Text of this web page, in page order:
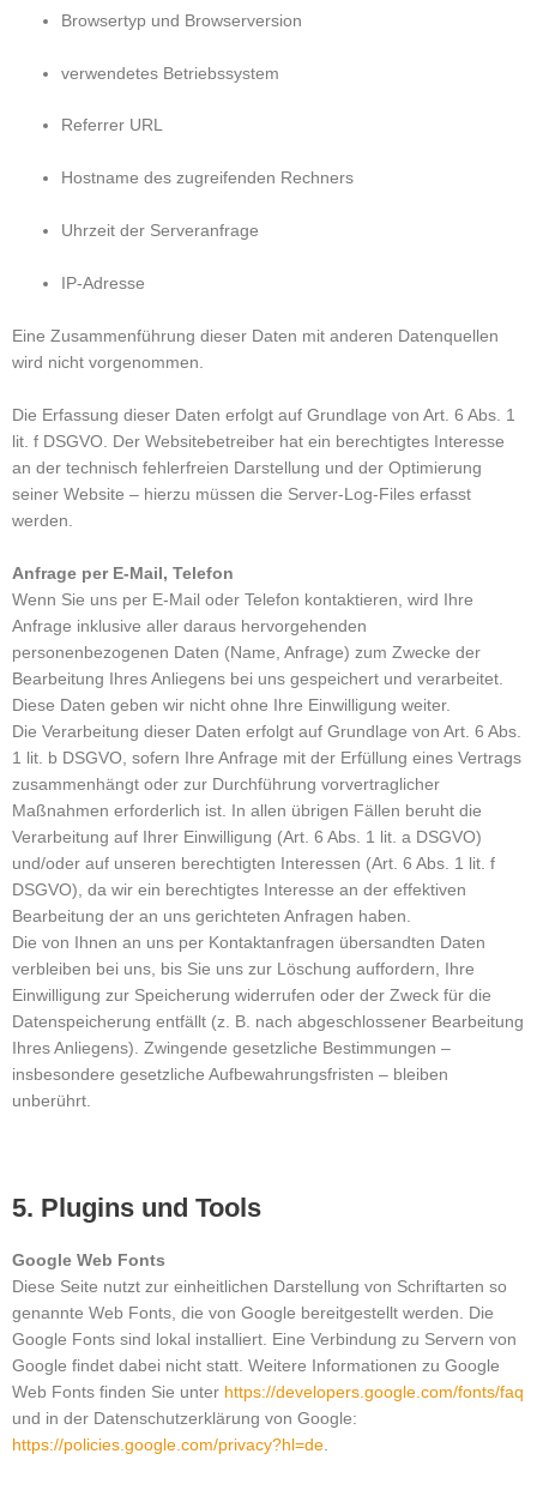
Browsertyp und Browserversion
verwendetes Betriebssystem
Referrer URL
Hostname des zugreifenden Rechners
Uhrzeit der Serveranfrage
IP-Adresse
Eine Zusammenführung dieser Daten mit anderen Datenquellen
wird nicht vorgenommen.
Die Erfassung dieser Daten erfolgt auf Grundlage von Art. 6 Abs. 1
lit. f DSGVO. Der Websitebetreiber hat ein berechtigtes Interesse
an der technisch fehlerfreien Darstellung und der Optimierung
seiner Website – hierzu müssen die Server-Log-Files erfasst
werden.
Anfrage per E-Mail, Telefon
Wenn Sie uns per E-Mail oder Telefon kontaktieren, wird Ihre
Anfrage inklusive aller daraus hervorgehenden
personenbezogenen Daten (Name, Anfrage) zum Zwecke der
Bearbeitung Ihres Anliegens bei uns gespeichert und verarbeitet.
Diese Daten geben wir nicht ohne Ihre Einwilligung weiter.
Die Verarbeitung dieser Daten erfolgt auf Grundlage von Art. 6 Abs.
1 lit. b DSGVO, sofern Ihre Anfrage mit der Erfüllung eines Vertrags
zusammenhängt oder zur Durchführung vorvertraglicher
Maßnahmen erforderlich ist. In allen übrigen Fällen beruht die
Verarbeitung auf Ihrer Einwilligung (Art. 6 Abs. 1 lit. a DSGVO)
und/oder auf unseren berechtigten Interessen (Art. 6 Abs. 1 lit. f
DSGVO), da wir ein berechtigtes Interesse an der effektiven
Bearbeitung der an uns gerichteten Anfragen haben.
Die von Ihnen an uns per Kontaktanfragen übersandten Daten
verbleiben bei uns, bis Sie uns zur Löschung auffordern, Ihre
Einwilligung zur Speicherung widerrufen oder der Zweck für die
Datenspeicherung entfällt (z. B. nach abgeschlossener Bearbeitung
Ihres Anliegens). Zwingende gesetzliche Bestimmungen –
insbesondere gesetzliche Aufbewahrungsfristen – bleiben
unberührt.
5. Plugins und Tools
Google Web Fonts
Diese Seite nutzt zur einheitlichen Darstellung von Schriftarten so
genannte Web Fonts, die von Google bereitgestellt werden. Die
Google Fonts sind lokal installiert. Eine Verbindung zu Servern von
Google findet dabei nicht statt. Weitere Informationen zu Google
Web Fonts finden Sie unter https://developers.google.com/fonts/faq
und in der Datenschutzerklärung von Google:
https://policies.google.com/privacy?hl=de.